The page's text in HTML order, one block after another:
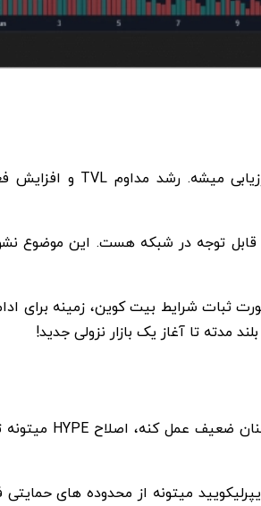
میشه. رشد مداومTVL و افزایش
قابل توجه در شبکه هست. این
ثبات شرایط بیت کوین، زمینه برای
مدته تا آغاز یک بازار نزولی جدید!
ضعیف عمل کنه، اصلاح HYPE